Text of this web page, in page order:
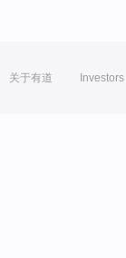
关于有道 Investors